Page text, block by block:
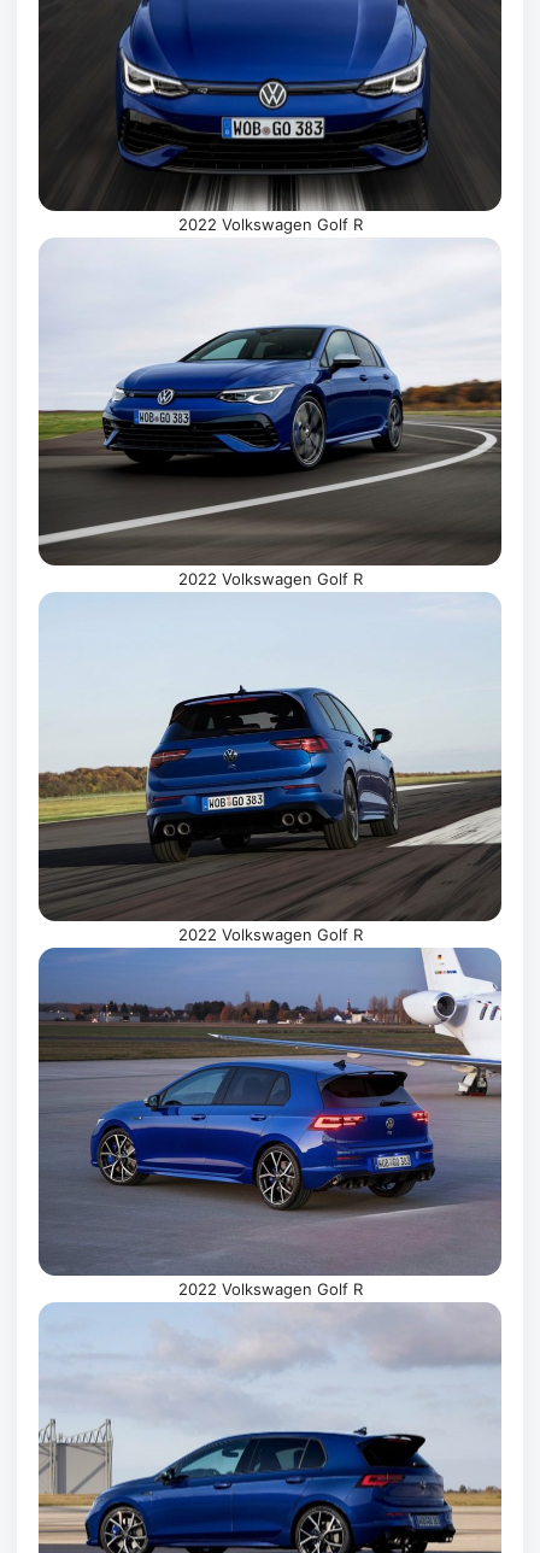
2022 Volkswagen Golf R
2022 Volkswagen Golf R
2022 Volkswagen Golf R
2022 Volkswagen Golf R